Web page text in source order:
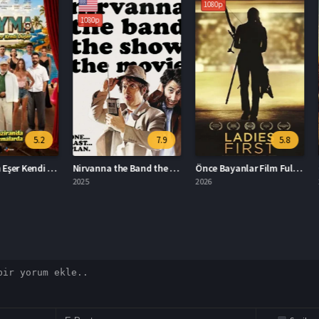
5.2
Kıyma: Hain Eşer Kendi Düşer Full HD İzle
1080p
7.9
Nirvanna the Band the Show the Movie Türkçe Dublaj İzle
1080p
5.8
Önce Bayanlar Film Full HD İzle
1080p